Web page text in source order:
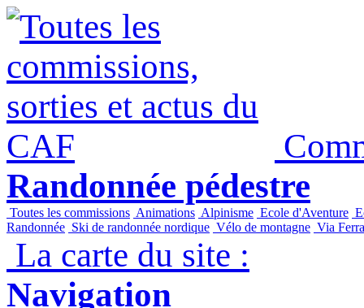
Randonnée pédestre
Toutes les commissions Animations Alpinisme Ecole d'Aventure
Randonnée Ski de randonnée nordique Vélo de montagne Via
La carte du site :
Navigation